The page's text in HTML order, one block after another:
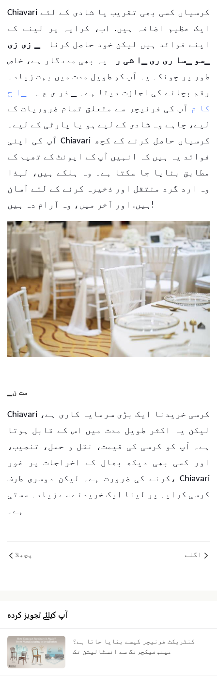
Chiavari کرسیاں کسی بھی تقریب یا شادی کے لئے
ایک عظیم اضافہ ہیں. اب، کرایہ پر لینے کے
اپنے فوائد ہیں لیکن خود حاصل کرنا
▁ زی زی
▁سو ▁سا ری ری ▁ا شی ر
یہ بھی مددگار ہے، خاص
طور پر چونکہ یہ آپ کو طویل مدت میں بہت زیادہ
رقم بچانے کی اجازت دیتا ہے۔ ▁ ذر ی ع ہ
▁ا ح
کا م
آپ کی فرنیچر سے متعلق تمام ضروریات کے
لیے، چاہے وہ شادی کے لیے ہو یا پارٹی کے لیے۔
آپ کی اپنی Chiavari کرسیاں حاصل کرنے کے کچھ
فوائد یہ ہیں کہ انہیں آپ کے ایونٹ کے تھیم کے
مطابق بنایا جا سکتا ہے۔ وہ ہلکے ہیں، لہذا
وہ ارد گرد منتقل اور ذخیرہ کرنے کے لئے آسان
ہیں. اور آخر میں، وہ آرام دہ ہیں!
▁مت ن
Chiavari کرسی خریدنا ایک بڑی سرمایہ کاری ہے،
لیکن یہ اکثر طویل مدت میں اس کے قابل ہوتا
ہے۔ آپ کو کرسی کی قیمت، نقل و حمل، تنصیب،
اور کسی بھی دیکھ بھال کے اخراجات پر غور
کرنے کی ضرورت ہے۔ لیکن دوسری طرف، Chiavari
کرسی کرایہ پر لینا ایک خریدنے سے زیادہ سستی
ہے۔
پچھلا اگلے
آپ کیلئے تجویز کردہ
کنٹریکٹ فرنیچر کیسے بنایا جاتا ہے؟
مینوفیکچرنگ سے انسٹالیشن تک